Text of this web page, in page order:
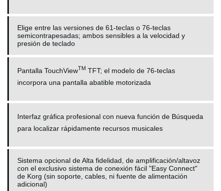
Elige entre las versiones de 61-teclas o 76-teclas
semicontrapesadas; ambos sensibles a la velocidad y
presión de teclado
Pantalla TouchViewTM TFT; el modelo de 76-teclas
incorpora una pantalla abatible motorizada
Interfaz gráfica profesional con nueva función de Búsqueda
para localizar rápidamente recursos musicales
Sistema opcional de Alta fidelidad, de amplificación/altavoz
con el exclusivo sistema de conexión fácil "Easy Connect"
de Korg (sin soporte, cables, ni fuente de alimentación
adicional)